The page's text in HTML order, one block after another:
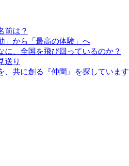
前は？
」から「最高の体験」へ
に、全国を飛び回っているのか？
送り
、共に創る『仲間』を探しています